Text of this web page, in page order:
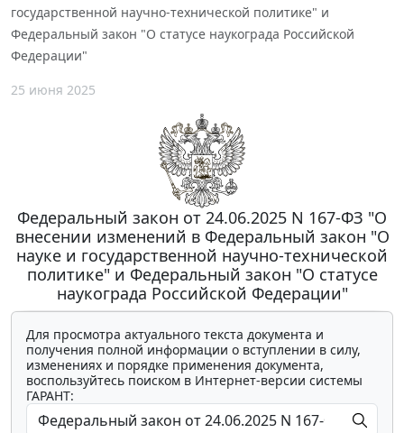
государственной научно-технической политике" и
Федеральный закон "О статусе наукограда Российской
Федерации"
25 июня 2025
Федеральный закон от 24.06.2025 N 167-ФЗ "О
внесении изменений в Федеральный закон "О
науке и государственной научно-технической
политике" и Федеральный закон "О статусе
наукограда Российской Федерации"
Для просмотра актуального текста документа и
получения полной информации о вступлении в силу,
изменениях и порядке применения документа,
воспользуйтесь поиском в Интернет-версии системы
ГАРАНТ: